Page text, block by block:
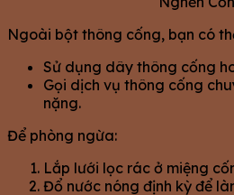
Ngoài bột thông cống, bạn có
Sử dụng dây thông cống
Gọi dịch vụ thông cống
nặng.
Để phòng ngừa:
Lắp lưới lọc rác ở miệng
Đổ nước nóng định kỳ để